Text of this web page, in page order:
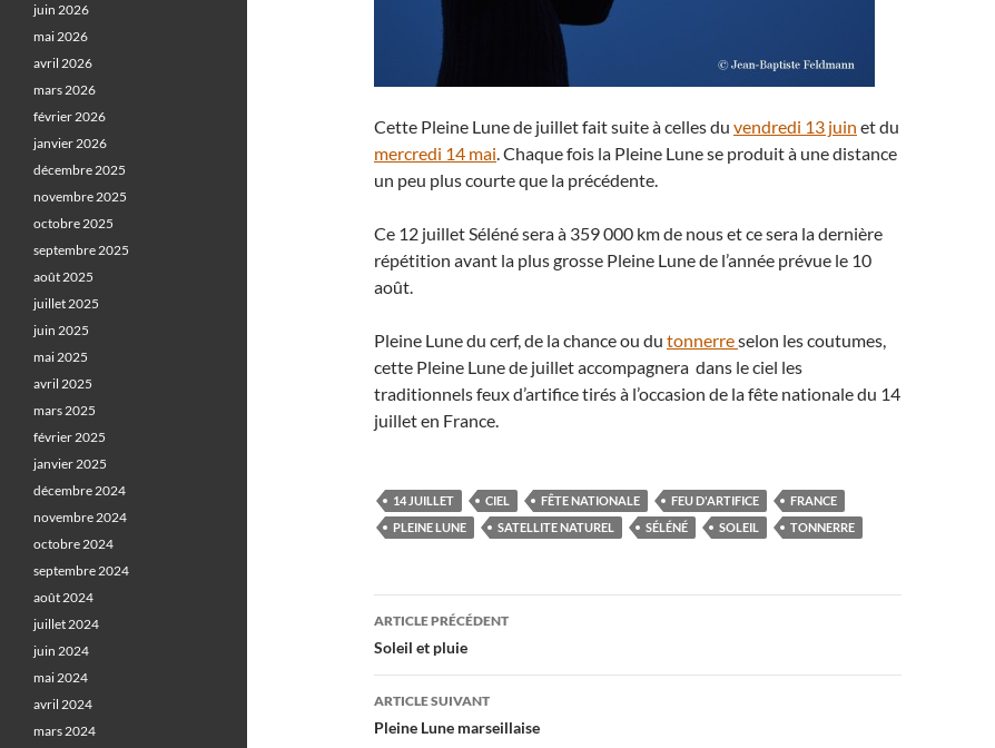
Cette Pleine Lune de juillet fait suite à celles du vendredi 13 juin et du
mercredi 14 mai. Chaque fois la Pleine Lune se produit à une distance
un peu plus courte que la précédente.
Ce 12 juillet Séléné sera à 359 000 km de nous et ce sera la dernière
répétition avant la plus grosse Pleine Lune de l’année prévue le 10
août.
Pleine Lune du cerf, de la chance ou du tonnerreselon les coutumes,
cette Pleine Lune de juillet accompagnera dans le ciel les
traditionnels feux d’artifice tirés à l’occasion de la fête nationale du 14
juillet en France.
14 JUILLET CIEL FÊTE NATIONALE FEU D'ARTIFICE
FRANCE
PLEINE LUNE
SATELLITE NATUREL SÉLÉNÉ SOLEIL TONNERRE
Navigation
des
articles
ARTICLE PRÉCÉDENT
Soleil et pluie
ARTICLE SUIVANT
Pleine Lune marseillaise
juin 2026
mai 2026
avril 2026
mars 2026
février 2026
janvier 2026
décembre 2025
novembre 2025
octobre 2025
septembre 2025
août 2025
juillet 2025
juin 2025
mai 2025
avril 2025
mars 2025
février 2025
janvier 2025
décembre 2024
novembre 2024
octobre 2024
septembre 2024
août 2024
juillet 2024
juin 2024
mai 2024
avril 2024
mars 2024